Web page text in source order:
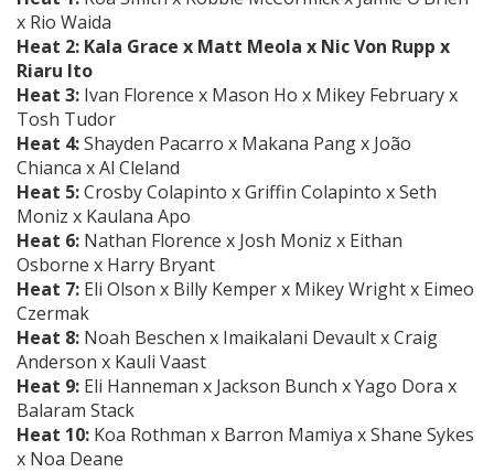
x Rio Waida
Heat 2: Kala Grace x Matt Meola x Nic Von Rupp x
Riaru Ito
Heat 3: Ivan Florence x Mason Ho x Mikey February x
Tosh Tudor
Heat 4:Shayden Pacarro x Makana Pang x João
Chianca x Al Cleland
Heat 5:Crosby Colapinto x Griffin Colapinto x Seth
Moniz x Kaulana Apo
Heat 6: Nathan Florence x Josh Moniz x Eithan
Osborne x Harry Bryant
Heat 7: Eli Olson x Billy Kemper x Mikey Wright x Eimeo
Czermak
Heat 8: Noah Beschen x Imaikalani Devault x Craig
Anderson x Kauli Vaast
Heat 9: Eli Hanneman x Jackson Bunch x Yago Dora x
Balaram Stack
Heat 10: Koa Rothman x Barron Mamiya x Shane Sykes
x Noa Deane